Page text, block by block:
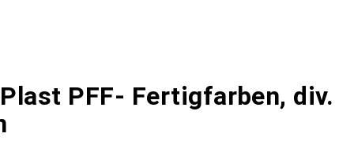
PFF- Fertigfarben, div.